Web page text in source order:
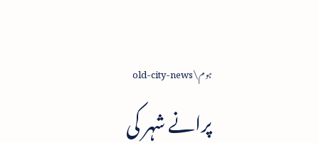
ہوم old-city-news
پرانے شہر کی